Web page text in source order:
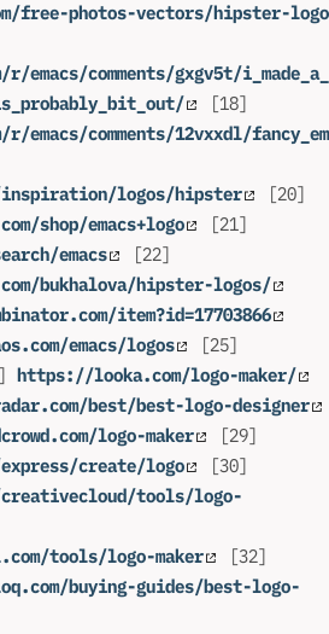
free-photos-vectors/hipster-logo
comments/gxgv5t/i_made_a_
[18]
emacs/comments/12vxxdl/fancy_em
inspiration/logos/hipster
[20]
shop/emacs+logo
[21]
emacs
[22]
bukhalova/hipster-logos/
item?id=17703866
emacs/logos
[25]
https://looka.com/logo-maker/
best/best-logo-designer
logo-maker
[29]
create/logo
[30]
creativecloud/tools/logo-
tools/logo-maker
[32]
buying-guides/best-logo-